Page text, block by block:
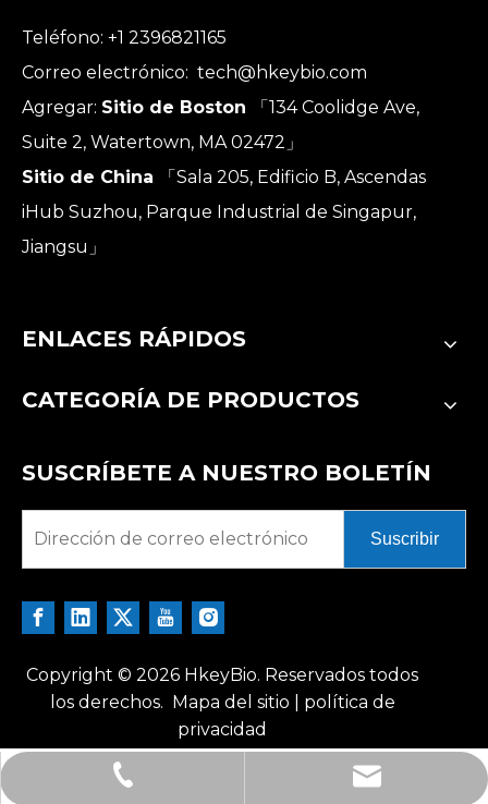
Teléfono: +1 2396821165
Correo electrónico: tech@hkeybio.com
Agregar: Sitio de Boston
「134 Coolidge Ave,
Suite 2, Watertown, MA 02472」
Sitio de China
「Sala 205, Edificio B, Ascendas
iHub Suzhou, Parque Industrial de Singapur,
Jiangsu」
ENLACES RÁPIDOS
CATEGORÍA DE PRODUCTOS
SUSCRÍBETE A NUESTRO BOLETÍN
Suscribir
Copyright © 2026 HkeyBio. Reservados todos
los derechos. Mapa del sitio
política de
privacidad